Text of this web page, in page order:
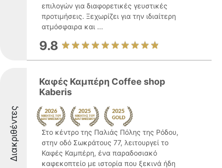
επιλογών για διαφορετικές γευστικές
προτιμήσεις. Ξεχωρίζει για την ιδιαίτερη
ατμόσφαιρα και ...
9.8
Διακριθέντες
Καφές Καμπέρη Coffee shop
Kaberis
Στο κέντρο της Παλιάς Πόλης της Ρόδου,
στην οδό Σωκράτους 77, λειτουργεί το
Καφές Καμπέρη, ένα παραδοσιακό
καφεκοπτείο με ιστορία που ξεκινά ήδη